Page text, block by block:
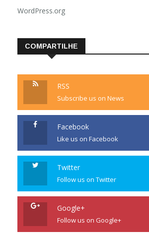
WordPress.org
COMPARTILHE
RSS
Subscribe us on News
Facebook
Like us on Facebook
Twitter
Follow us on Twitter
Google+
Follow us on Google+